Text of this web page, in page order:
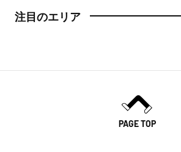
注目のエリア
PAGE TOP